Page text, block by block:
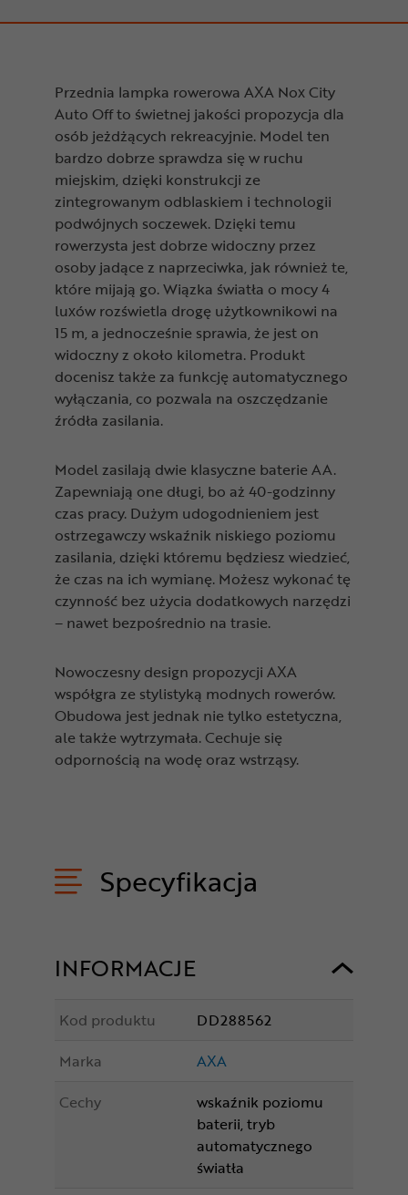
Przednia lampka rowerowa AXA Nox City
Auto Off to świetnej jakości propozycja dla
osób jeżdżących rekreacyjnie. Model ten
bardzo dobrze sprawdza się w ruchu
miejskim, dzięki konstrukcji ze
zintegrowanym odblaskiem i technologii
podwójnych soczewek. Dzięki temu
rowerzysta jest dobrze widoczny przez
osoby jadące z naprzeciwka, jak również te,
które mijają go. Wiązka światła o mocy 4
luxów rozświetla drogę użytkownikowi na
15 m, a jednocześnie sprawia, że jest on
widoczny z około kilometra. Produkt
docenisz także za funkcję automatycznego
wyłączania, co pozwala na oszczędzanie
źródła zasilania.
Model zasilają dwie klasyczne baterie AA.
Zapewniają one długi, bo aż 40-godzinny
czas pracy. Dużym udogodnieniem jest
ostrzegawczy wskaźnik niskiego poziomu
zasilania, dzięki któremu będziesz wiedzieć,
że czas na ich wymianę. Możesz wykonać tę
czynność bez użycia dodatkowych narzędzi
– nawet bezpośrednio na trasie.
Nowoczesny design propozycji AXA
współgra ze stylistyką modnych rowerów.
Obudowa jest jednak nie tylko estetyczna,
ale także wytrzymała. Cechuje się
odpornością na wodę oraz wstrząsy.
Specyfikacja
INFORMACJE
Kod produktu
DD288562
Marka
AXA
Cechy
wskaźnik poziomu
baterii, tryb
automatycznego
światła